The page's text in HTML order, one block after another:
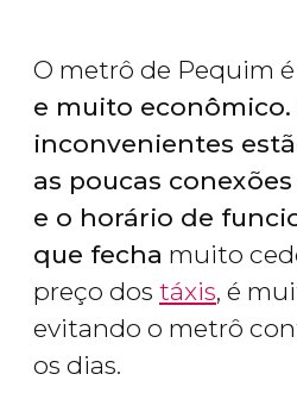
O metrô de Pequim é
e muito econômico.
inconvenientes
as poucas
e o horário de
que fecha muito
preço dos táxis, é
evitando o metrô
os dias.